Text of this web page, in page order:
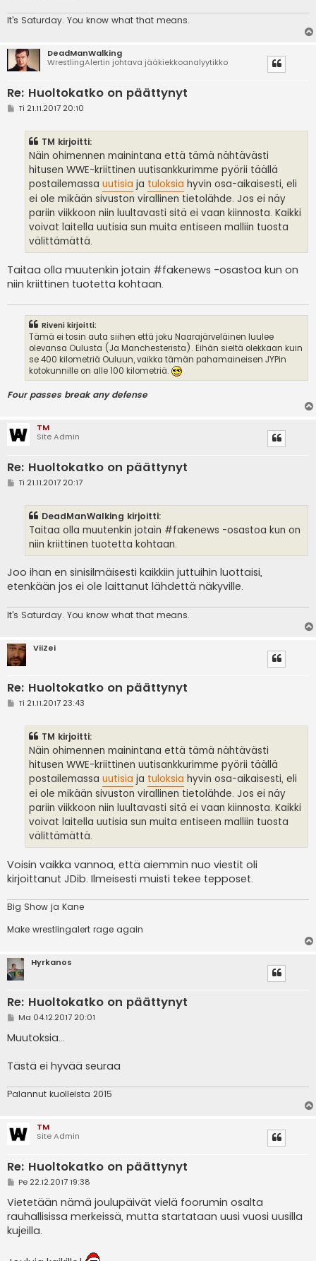
It's Saturday. You know what that means.
DeadManWalking
WrestlingAlertin johtava jääkiekkoanalyytikko
Re: Huoltokatko on päättynyt
VTi 21.11.2017 20:10
TM kirjoitti:
Näin ohimennen mainintana että tämä nähtävästi
hitusen WWE-kriittinen uutisankkurimme pyörii täällä
postailemassa uutisia ja tuloksia hyvin osa-aikaisesti, eli
ei ole mikään sivuston virallinen tietolähde. Jos ei näy
pariin viikkoon niin luultavasti sitä ei vaan kiinnosta. Kaikki
voivat laitella uutisia sun muita entiseen malliin tuosta
välittämättä.
Taitaa olla muutenkin jotain #fakenews -osastoa kun on
niin kriittinen tuotetta kohtaan.
Riveni kirjoitti:
Tämä ei tosin auta siihen että joku Naarajärveläinen luulee
olevansa Oulusta (Ja Manchesterista). Eihän sieltä olekkaan kuin
se 400 kilometriä Ouluun, vaikka tämän pahamaineisen JYPin
kotokunnille on alle 100 kilometriä.
Four passes break any defense
TM
Site Admin
Re: Huoltokatko on päättynyt
VTi 21.11.2017 20:17
DeadManWalking kirjoitti:
Taitaa olla muutenkin jotain #fakenews -osastoa kun on
niin kriittinen tuotetta kohtaan.
Joo ihan en sinisilmäisesti kaikkiin juttuihin luottaisi,
etenkään jos ei ole laittanut lähdettä näkyville.
It's Saturday. You know what that means.
ViiZei
Re: Huoltokatko on päättynyt
VTi 21.11.2017 23:43
TM kirjoitti:
Näin ohimennen mainintana että tämä nähtävästi
hitusen WWE-kriittinen uutisankkurimme pyörii täällä
postailemassa uutisia ja tuloksia hyvin osa-aikaisesti, eli
ei ole mikään sivuston virallinen tietolähde. Jos ei näy
pariin viikkoon niin luultavasti sitä ei vaan kiinnosta. Kaikki
voivat laitella uutisia sun muita entiseen malliin tuosta
välittämättä.
Voisin vaikka vannoa, että aiemmin nuo viestit oli
kirjoittanut JDib. Ilmeisesti muisti tekee tepposet.
Big Show ja Kane
Make wrestlingalert rage again
Hyrkanos
Re: Huoltokatko on päättynyt
V
e
s
i
Ma 04.12.2017 20:01
Muutoksia...
Tästä ei hyvää seuraa
Palannut kuolleista 2015
TM
Site Admin
Re: Huoltokatko on päättynyt
V
e
s
t
i
Pe 22.12.2017 19:38
Vietetään nämä joulupäivät vielä foorumin osalta
rauhallisissa merkeissä, mutta startataan uusi vuosi uusilla
kujeilla.